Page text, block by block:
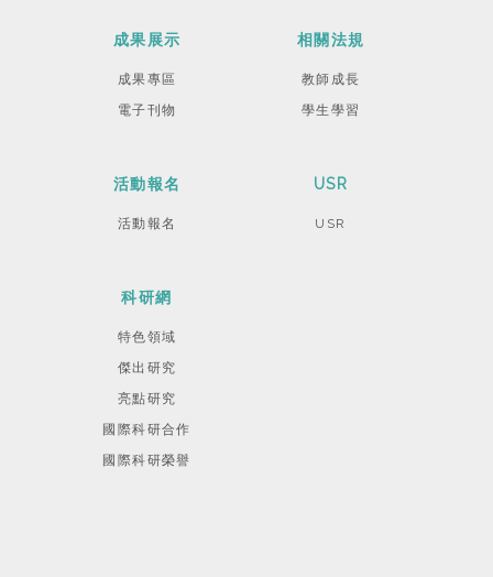
成果展示
成果專區
電子刊物
相關法規
教師成長
學生學習
活動報名
活動報名
USR
USR
科研網
特色領域
傑出研究
亮點研究
國際科研合作
國際科研榮譽